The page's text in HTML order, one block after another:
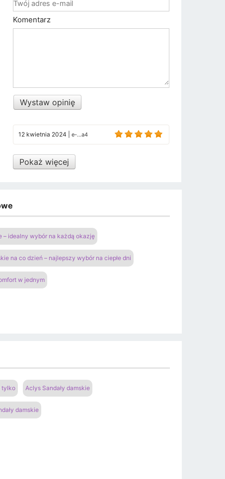
Komentarz
Wystaw opinię
12 kwietnia 2024 e-...a4
Pokaż więcej
– idealny wybór na każdą okazję
na co dzień – najlepszy wybór na ciepłe dni
w jednym
tylko Aclys Sandały damskie
damskie